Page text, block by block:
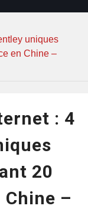
uniques
en Chine –
: 4
20
Chine –